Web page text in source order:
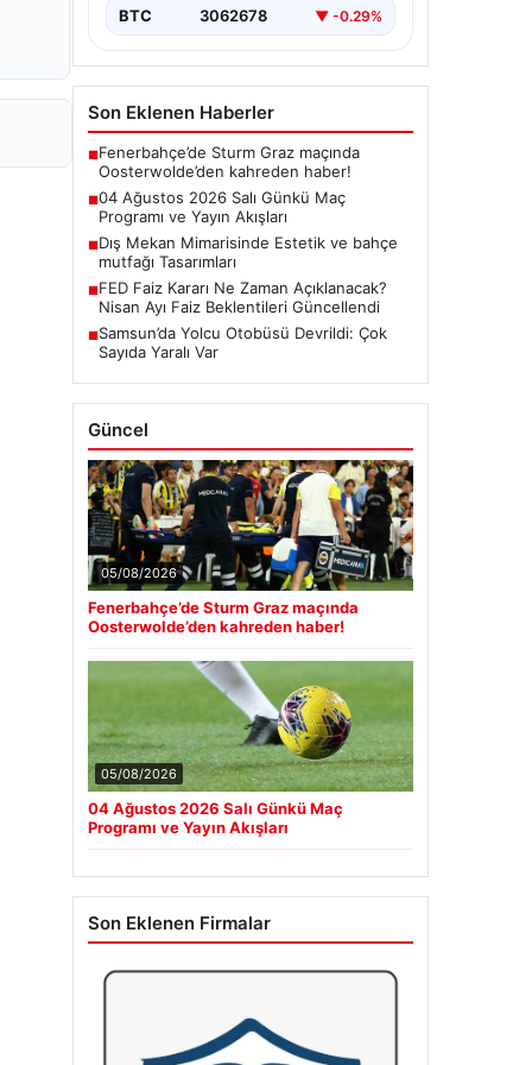
BTC 3062678 ▼ -0.29%
Son Eklenen Haberler
■Fenerbahçe’de Sturm Graz maçında
Oosterwolde’den kahreden haber!
■04 Ağustos 2026 Salı Günkü Maç
Programı ve Yayın Akışları
■Dış Mekan Mimarisinde Estetik ve bahçe
mutfağı Tasarımları
■FED Faiz Kararı Ne Zaman Açıklanacak?
Nisan Ayı Faiz Beklentileri Güncellendi
■Samsun’da Yolcu Otobüsü Devrildi: Çok
Sayıda Yaralı Var
Güncel
05/08/2026
Fenerbahçe’de Sturm Graz maçında
Oosterwolde’den kahreden haber!
05/08/2026
04 Ağustos 2026 Salı Günkü Maç
Programı ve Yayın Akışları
Son Eklenen Firmalar